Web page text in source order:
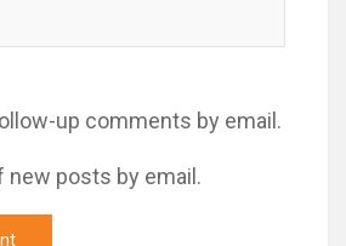
up comments by email.
new posts by email.